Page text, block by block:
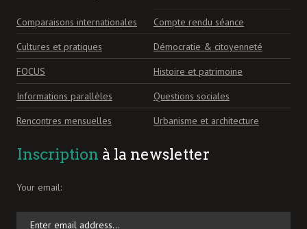
Comparaisons internationales
Compte rendu séance
Cultures et pratiques
Démocratie & citoyenneté
FOCUS
Histoire et patrimoine
Informations parallèles
Questions sociales
Rencontres mensuelles
Urbanisme et architecture
Inscription à la newsletter
Your email: